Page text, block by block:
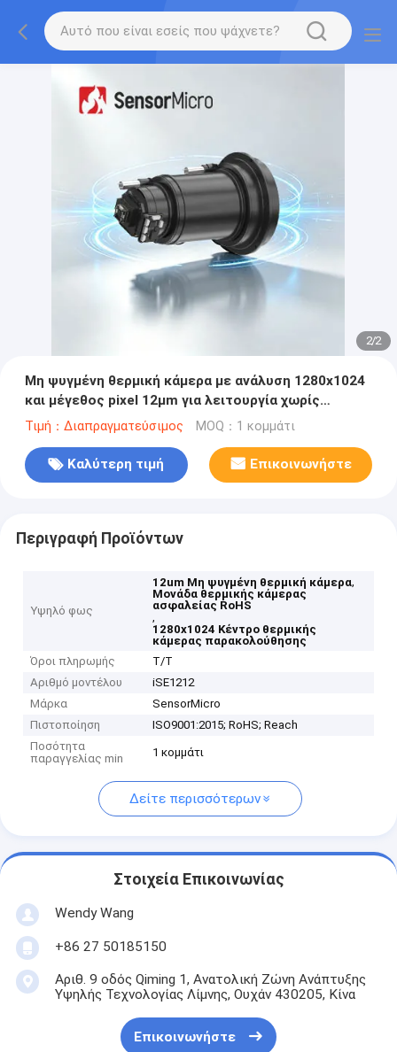
2/2
Μη ψυγμένη θερμική κάμερα με ανάλυση 1280x1024
και μέγεθος pixel 12μm για λειτουργία χωρίς
κλείστρα στην ασφάλεια και την παρακολούθηση
Τιμή：Διαπραγματεύσιμος MOQ：1 κομμάτι
Καλύτερη τιμή Επικοινωνήστε
Περιγραφή Προϊόντων
Υψηλό φως
12um Μη ψυγμένη θερμική κάμερα,
Μονάδα θερμικής κάμερας
ασφαλείας RoHS
,
1280x1024 Κέντρο θερμικής
κάμερας παρακολούθησης
Όροι πληρωμής
T/T
Αριθμό μοντέλου
iSE1212
Μάρκα
SensorMicro
Πιστοποίηση
ISO9001:2015; RoHS; Reach
Ποσότητα
παραγγελίας min
1 κομμάτι
Δείτε περισσότερων
Στοιχεία Επικοινωνίας
Wendy Wang
+86 27 50185150
Αριθ. 9 οδός Qiming 1, Ανατολική Ζώνη Ανάπτυξης
Υψηλής Τεχνολογίας Λίμνης, Ουχάν 430205, Κίνα
Επικοινωνήστε